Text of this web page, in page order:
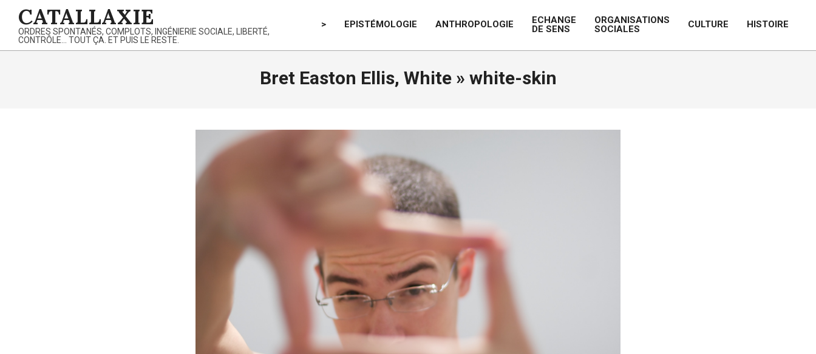
content
CATALLAXIE
ORDRES SPONTANÉS, COMPLOTS, INGÉNIERIE SOCIALE, LIBERTÉ,
CONTRÔLE… TOUT ÇA. ET PUIS LE RESTE.
> EPISTÉMOLOGIE ANTHROPOLOGIE
ECHANGE
DE SENS
ORGANISATIONS
SOCIALES
CULTURE HISTOIRE
Bret Easton Ellis, White » white-skin